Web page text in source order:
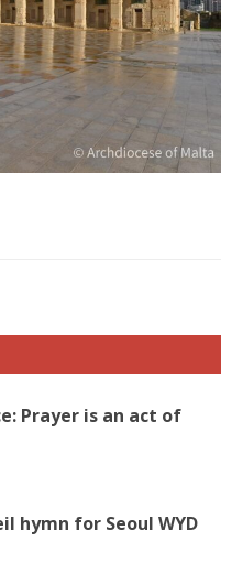
Prayer is an act of
hymn for Seoul WYD